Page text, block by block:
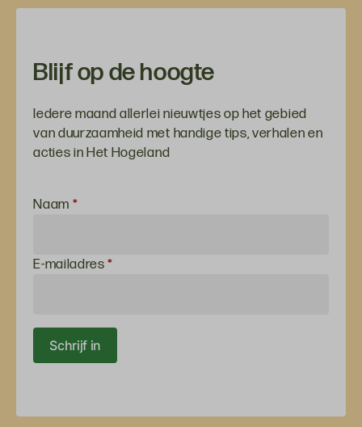
Blijf op de hoogte
Iedere maand allerlei nieuwtjes op het gebied
van duurzaamheid met handige tips, verhalen en
acties in Het Hogeland
Inschrijven
voor de
Naam *
E-mailadres*
Schrijf in